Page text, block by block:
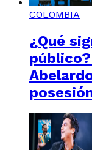
COLOMBIA
¿Qué